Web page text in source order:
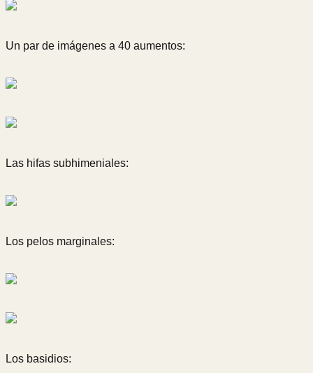
Un par de imágenes a 40 aumentos:
Las hifas subhimeniales:
Los pelos marginales:
Los basidios: